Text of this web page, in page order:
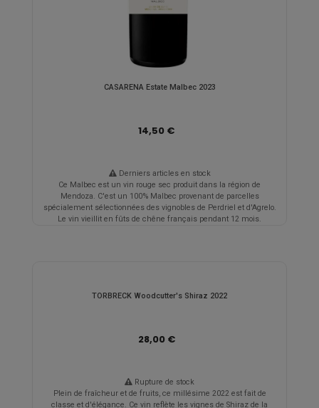
CASARENA Estate Malbec 2023
14,50 €
Derniers articles en stock
Ce Malbec est un vin rouge sec produit dans la région de
Mendoza. C'est un 100% Malbec provenant de parcelles
spécialement sélectionnées des vignobles de Perdriel et d'Agrelo.
Le vin vieillit en fûts de chêne français pendant 12 mois.
TORBRECK Woodcutter's Shiraz 2022
28,00 €
Rupture de stock
Plein de fraîcheur et de fruits, ce millésime 2022 est fait de
classe et d'élégance. Ce vin reflète les vignes de Shiraz de la